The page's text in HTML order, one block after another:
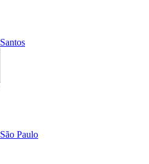
Santos
São Paulo